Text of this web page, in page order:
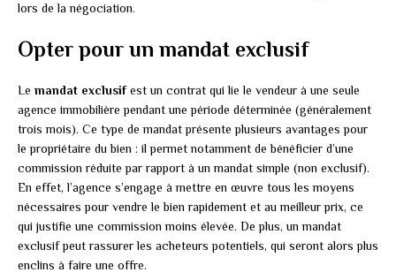
lors de la négociation.
Opter pour un mandat exclusif
Le mandat exclusifest un contrat qui lie le vendeur à une seule
agence immobilière pendant une période déterminée (généralement
trois mois). Ce type de mandat présente plusieurs avantages pour
le propriétaire du bien : il permet notamment de bénéficier d’une
commission réduite par rapport à un mandat simple (non exclusif).
En effet, l’agence s’engage à mettre en œuvre tous les moyens
nécessaires pour vendre le bien rapidement et au meilleur prix, ce
qui justifie une commission moins élevée. De plus, un mandat
exclusif peut rassurer les acheteurs potentiels, qui seront alors plus
enclins à faire une offre.